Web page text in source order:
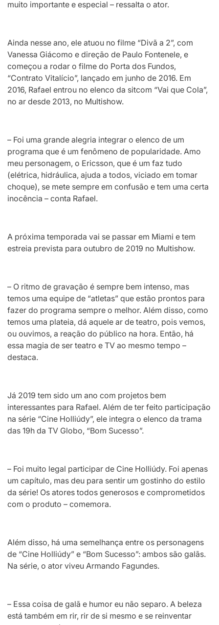
muito importante e especial – ressalta o ator.
Ainda nesse ano, ele atuou no filme “Divã a 2”, com
Vanessa Giácomo e direção de Paulo Fontenele, e
começou a rodar o filme do Porta dos Fundos,
“Contrato Vitalício”, lançado em junho de 2016. Em
2016, Rafael entrou no elenco da sitcom “Vai que Cola”,
no ar desde 2013, no Multishow.
– Foi uma grande alegria integrar o elenco de um
programa que é um fenômeno de popularidade. Amo
meu personagem, o Ericsson, que é um faz tudo
(elétrica, hidráulica, ajuda a todos, viciado em tomar
choque), se mete sempre em confusão e tem uma certa
inocência – conta Rafael.
A próxima temporada vai se passar em Miami e tem
estreia prevista para outubro de 2019 no Multishow.
– O ritmo de gravação é sempre bem intenso, mas
temos uma equipe de “atletas” que estão prontos para
fazer do programa sempre o melhor. Além disso, como
temos uma plateia, dá aquele ar de teatro, pois vemos,
ou ouvimos, a reação do público na hora. Então, há
essa magia de ser teatro e TV ao mesmo tempo –
destaca.
Já 2019 tem sido um ano com projetos bem
interessantes para Rafael. Além de ter feito participação
na série “Cine Holliúdy”, ele integra o elenco da trama
das 19h da TV Globo, “Bom Sucesso”.
– Foi muito legal participar de Cine Holliúdy. Foi apenas
um capítulo, mas deu para sentir um gostinho do estilo
da série! Os atores todos generosos e comprometidos
com o produto – comemora.
Além disso, há uma semelhança entre os personagens
de “Cine Holliúdy” e “Bom Sucesso”: ambos são galãs.
Na série, o ator viveu Armando Fagundes.
– Essa coisa de galã e humor eu não separo. A beleza
está também em rir, rir de si mesmo e se reinventar